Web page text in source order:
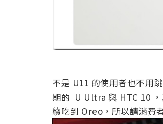
不是 U11 的使用者也不用
期的 U Ultra 與 HTC 10 ，
續吃到 Oreo，所以請消費